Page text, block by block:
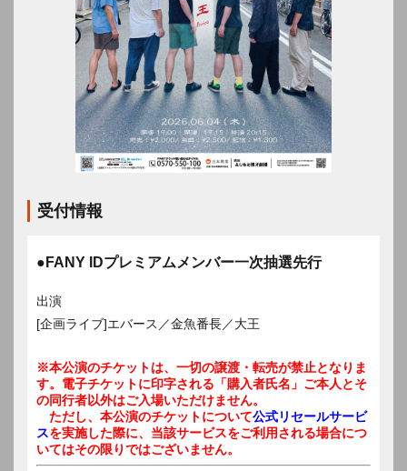
受付情報
●FANY IDプレミアムメンバー一次抽選先行
出演
[企画ライブ]エバース／金魚番長／大王
※本公演のチケットは、一切の譲渡・転売が禁止となりま
す。電子チケットに印字される「購入者氏名」ご本人とそ
の同行者以外はご入場いただけません。
ただし、本公演のチケットについて公式リセールサービ
スを実施した際に、当該サービスをご利用される場合につ
いてはその限りではございません。